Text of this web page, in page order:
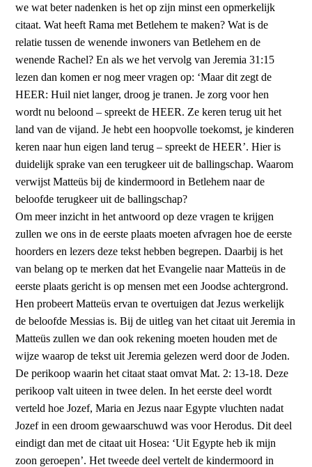
we wat beter naden­ken is het op zijn minst een opmerkelijk
citaat. Wat heeft Rama met Betlehem te maken? Wat is de
relatie tussen de wenende inwoners van Betlehem en de
wenende Rachel? En als we het vervolg van Jeremia 31:15
lezen dan komen er nog meer vragen op: ‘Maar dit zegt de
HEER: Huil niet langer, droog je tranen. Je zorg voor hen
wordt nu beloond – spreekt de HEER. Ze keren terug uit het
land van de vijand. Je hebt een hoopvolle toekomst, je kinderen
keren naar hun eigen land terug – spreekt de HEER’. Hier is
duidelijk sprake van een terugkeer uit de ballingschap. Waarom
verwijst Matteüs bij de kindermoord in Betlehem naar de
beloofde terugkeer uit de ballingschap?
Om meer inzicht in het antwoord op deze vragen te krijgen
zullen we ons in de eerste plaats moeten afvragen hoe de eerste
hoorders en lezers deze tekst hebben begrepen. Daarbij is het
van belang op te merken dat het Evangelie naar Matteüs in de
eerste plaats gericht is op mensen met een Joodse achtergrond.
Hen probeert Matteüs ervan te overtuigen dat Jezus werkelijk
de beloofde Messias is. Bij de uitleg van het citaat uit Jeremia in
Matteüs zullen we dan ook rekening moeten houden met de
wijze waarop de tekst uit Jeremia gelezen werd door de Joden.
De perikoop waarin het citaat staat omvat Mat. 2: 13-18. Deze
perikoop valt uiteen in twee delen. In het eerste deel wordt
verteld hoe Jozef, Maria en Jezus naar Egypte vluchten nadat
Jozef in een droom gewaar­schuwd was voor Herodus. Dit deel
eindigt dan met de citaat uit Hosea: ‘Uit Egypte heb ik mijn
zoon geroepen’. Het tweede deel vertelt de kindermoord in